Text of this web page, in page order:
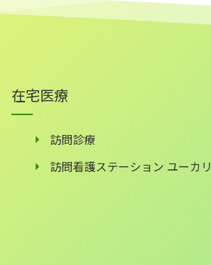
在宅医療
訪問診療
訪問看護ステーション ユーカリ